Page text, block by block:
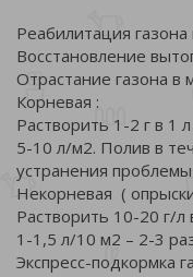
Реабилитация
Восстановление
Отрастание газона в
Корневая :
Растворить 1-2 г в 1
5-10 л/м2. Полив в
устранения
Некорневая (
Растворить 10-20 г/л
1-1,5 л/10 м2 – 2-3
Экспресс-подкормка